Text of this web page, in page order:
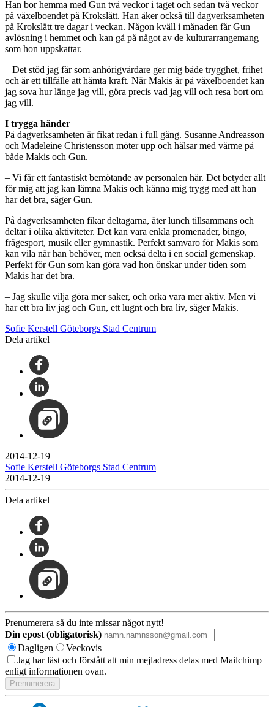
Han bor hemma med Gun två veckor i taget och sedan två veckor
på växelboendet på Krokslätt. Han åker också till dagverksamheten
på Krokslätt tre dagar i veckan. Någon kväll i månaden får Gun
avlösning i hemmet och kan gå på något av de kulturarrangemang
som hon uppskattar.
– Det stöd jag får som anhörigvårdare ger mig både trygghet, frihet
och är ett tillfälle att hämta kraft. När Makis är på växelboendet kan
jag sova hur länge jag vill, göra precis vad jag vill och resa bort om
jag vill.
I trygga händer
På dagverksamheten är fikat redan i full gång. Susanne Andreasson
och Madeleine Christensson möter upp och hälsar med värme på
både Makis och Gun.
– Vi får ett fantastiskt bemötande av personalen här. Det betyder allt
för mig att jag kan lämna Makis och känna mig trygg med att han
har det bra, säger Gun.
På dagverksamheten fikar deltagarna, äter lunch tillsammans och
deltar i olika aktiviteter. Det kan vara enkla promenader, bingo,
frågesport, musik eller gymnastik. Perfekt samvaro för Makis som
kan vila när han behöver, men också delta i en social gemenskap.
Perfekt för Gun som kan göra vad hon önskar under tiden som
Makis har det bra.
– Jag skulle vilja göra mer saker, och orka vara mer aktiv. Men vi
har ett bra liv jag och Gun, ett lugnt och bra liv, säger Makis.
Sofie Kerstell Göteborgs Stad Centrum
Dela artikel
2014-12-19
Sofie Kerstell Göteborgs Stad Centrum
2014-12-19
Dela artikel
Prenumerera så du inte missar något nytt!
Din epost (obligatorisk)
Dagligen
Veckovis
Jag har läst och förstått att min mejladress delas med Mailchimp
enligt informationen ovan.